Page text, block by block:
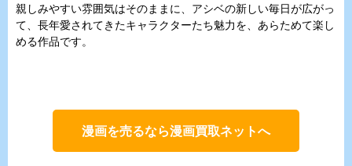
親しみやすい雰囲気はそのままに、アシベの新しい毎日が広がっ
て、長年愛されてきたキャラクターたち魅力を、あらためて楽し
める作品です。
漫画を売るなら漫画買取ネットへ